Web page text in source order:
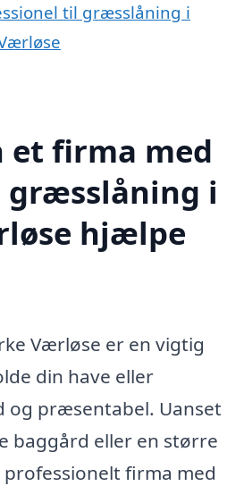
til græsslåning i
et firma med
græsslåning i
hjælpe
Værløse er en vigtig
din have eller
præsentabel. Uanset
baggård eller en større
firma med